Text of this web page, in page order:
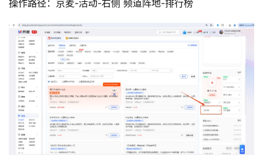
操作路径：京麦-活动-右侧 频道阵地-排行榜